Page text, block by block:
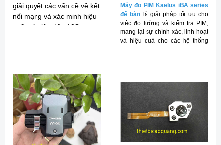
giải quyết các vấn đề về kết
nối mạng và xác minh hiệu
suất cáp lên đến 10G
Máy đo PIM Kaelus iBA series
để bàn là giải pháp tối ưu cho
việc đo lường và kiểm tra PIM,
mang lại sự chính xác, linh hoạt
và hiệu quả cho các hệ thống